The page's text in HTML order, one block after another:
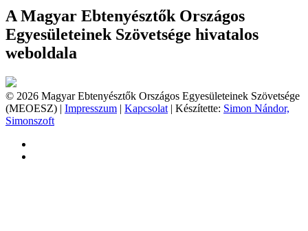
A Magyar Ebtenyésztők Országos
Egyesületeinek Szövetsége hivatalos
weboldala
© 2026 Magyar Ebtenyésztők Országos Egyesületeinek Szövetsége
(MEOESZ) | Impresszum | Kapcsolat | Készítette: Simon Nándor,
Simonszoft